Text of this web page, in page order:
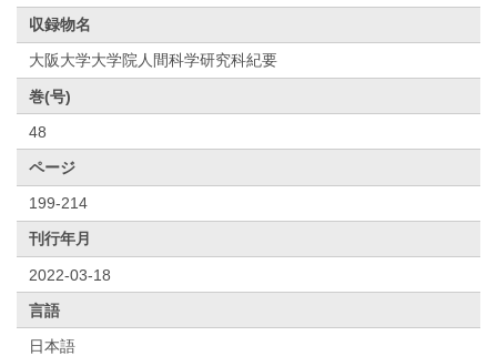
収録物名
大阪大学大学院人間科学研究科紀要
巻(号)
48
ページ
199-214
刊行年月
2022-03-18
言語
日本語